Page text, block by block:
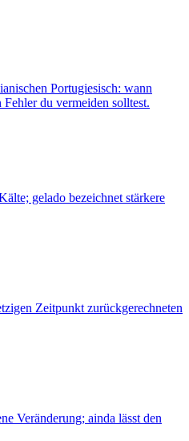
Portugiesisch: wann
du vermeiden solltest.
gelado bezeichnet stärkere
Zeitpunkt zurückgerechneten
Veränderung; ainda lässt den